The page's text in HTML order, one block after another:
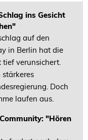
ins Gesicht
auf den
in Berlin hat die
tief verunsichert.
Doch
laufen aus.
"Hören